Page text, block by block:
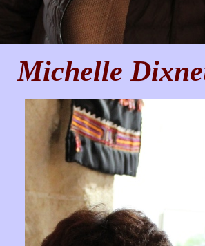
Michelle